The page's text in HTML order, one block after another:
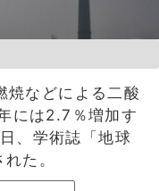
焼などによる二酸
には2.7％増加す
、学術誌「地球
た。